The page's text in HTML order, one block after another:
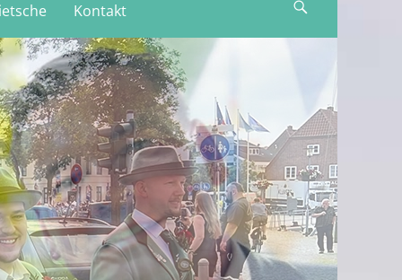
Kontakt